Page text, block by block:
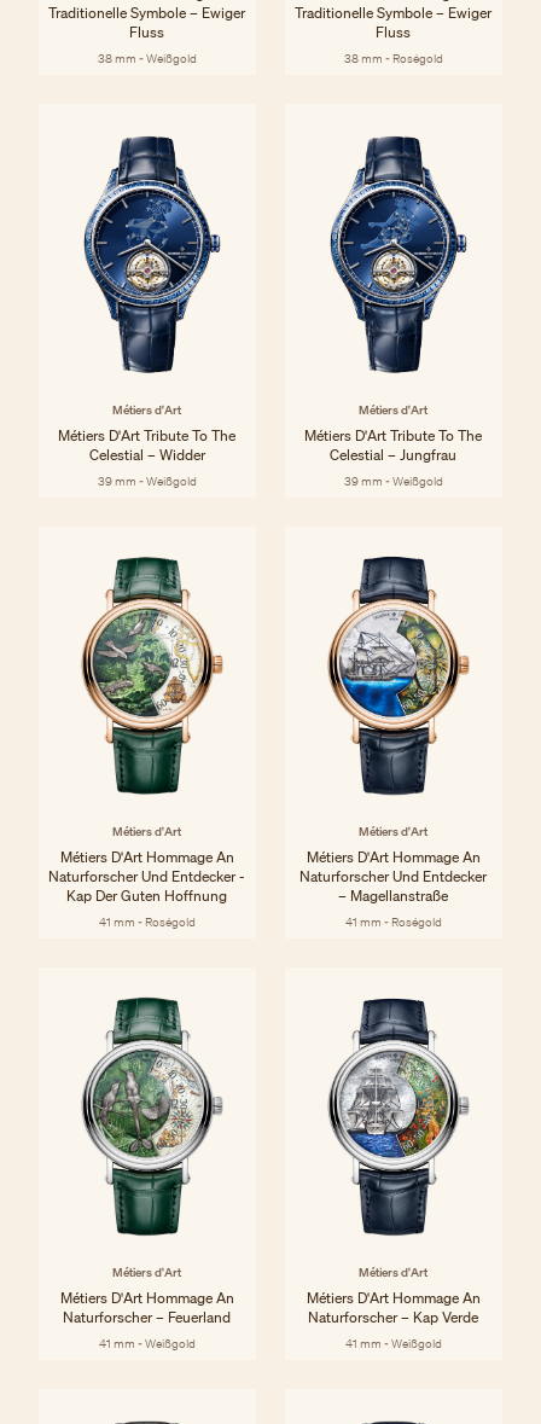
Traditionelle Symbole – Ewiger
Fluss
38 mm - Weißgold
Traditionelle Symbole – Ewiger
Fluss
38 mm - Roségold
Métiers d'Art
Métiers D'Art Tribute To The
Celestial – Widder
39 mm - Weißgold
Métiers d'Art
Métiers D'Art Tribute To The
Celestial – Jungfrau
39 mm - Weißgold
Métiers d'Art
Métiers D'Art Hommage An
Naturforscher Und Entdecker -
Kap Der Guten Hoffnung
41 mm - Roségold
Métiers d'Art
Métiers D'Art Hommage An
Naturforscher Und Entdecker
– Magellanstraße
41 mm - Roségold
Métiers d'Art
Métiers D'Art Hommage An
Naturforscher – Feuerland
41 mm - Weißgold
Métiers d'Art
Métiers D'Art Hommage An
Naturforscher – Kap Verde
41 mm - Weißgold